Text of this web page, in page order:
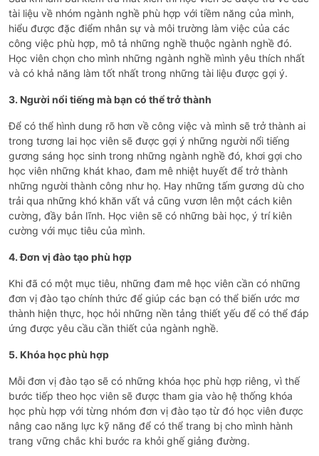
tài liệu về nhóm ngành nghề phù hợp với tiềm năng của mình,
hiểu được đặc điểm nhân sự và môi trường làm việc của các
công việc phù hợp, mô tả những nghề thuộc ngành nghề đó.
Học viên chọn cho mình những ngành nghề mình yêu thích nhất
và có khả năng làm tốt nhất trong những tài liệu được gợi ý.
3. Người nổi tiếng mà bạn có thể trở thành
Để có thể hình dung rõ hơn về công việc và mình sẽ trở thành ai
trong tương lai học viên sẽ được gợi ý những người nổi tiếng
gương sáng học sinh trong những ngành nghề đó, khơi gợi cho
học viên những khát khao, đam mê nhiệt huyết để trở thành
những người thành công như họ. Hay những tấm gương dù cho
trải qua những khó khăn vất vả cũng vươn lên một cách kiên
cường, đầy bản lĩnh. Học viên sẽ có những bài học, ý trí kiên
cường với mục tiêu của mình.
4. Đơn vị đào tạo phù hợp
Khi đã có một mục tiêu, những đam mê học viên cần có những
đơn vị đào tạo chính thức để giúp các bạn có thể biến ước mơ
thành hiện thực, học hỏi những nền tảng thiết yếu để có thể đáp
ứng được yêu cầu cần thiết của ngành nghề.
5. Khóa học phù hợp
Mỗi đơn vị đào tạo sẽ có những khóa học phù hợp riêng, vì thế
bước tiếp theo học viên sẽ được tham gia vào hệ thống khóa
học phù hợp với từng nhóm đơn vị đào tạo từ đó học viên được
nâng cao năng lực kỹ năng để có thể trang bị cho mình hành
trang vững chắc khi bước ra khỏi ghế giảng đường.